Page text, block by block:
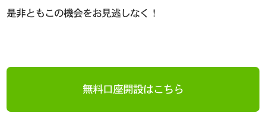
是非ともこの機会をお見逃しなく！
無料口座開設はこちら